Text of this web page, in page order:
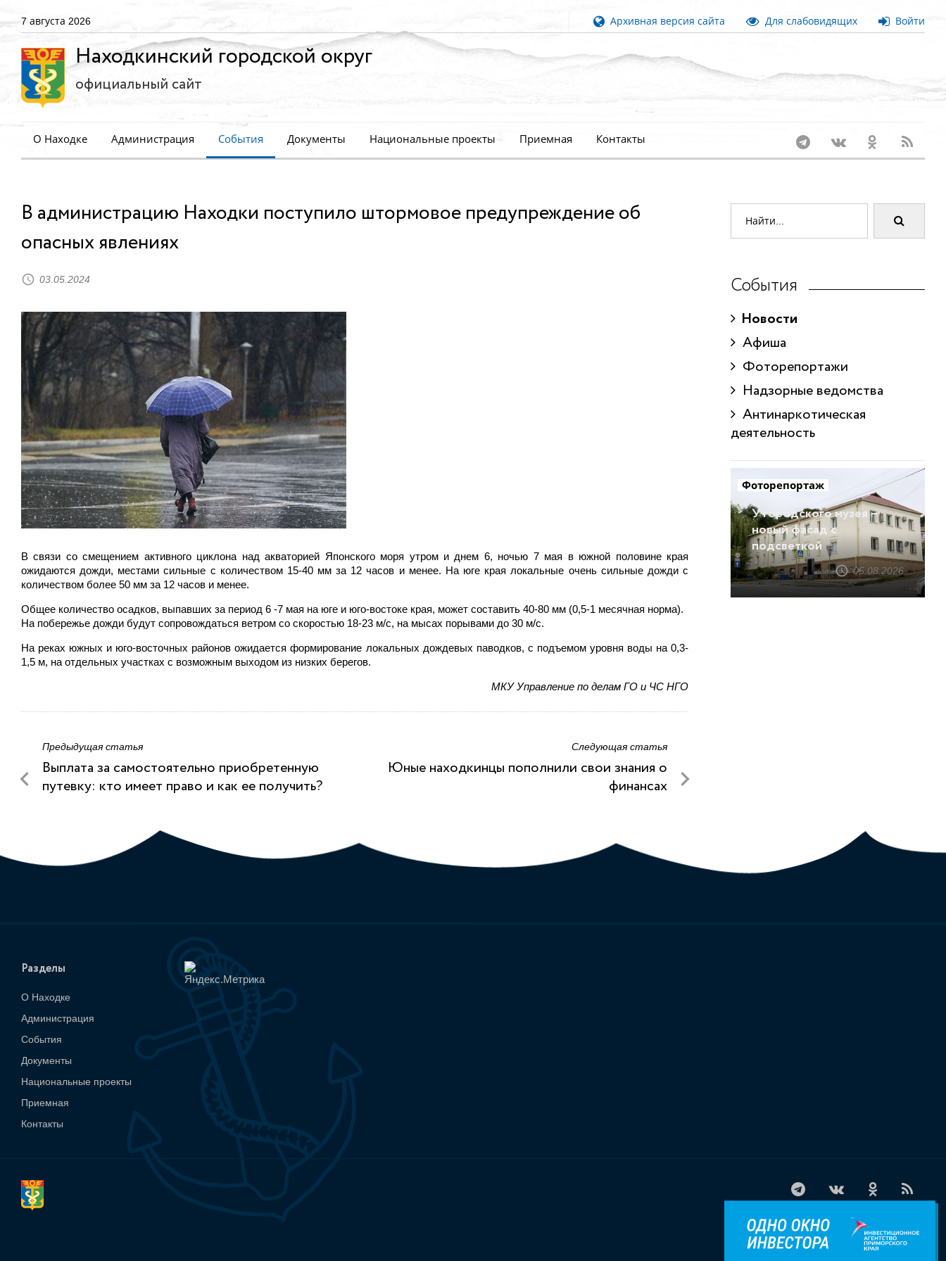
7 августа 2026 Архивная версия сайта Для слабовидящих Войти
Находкинский городской округ
официальный сайт
О Находке Администрация События Документы Национальные проекты Приемная Контакты
В администрацию Находки поступило штормовое предупреждение об
опасных явлениях
03.05.2024
В связи со смещением активного циклона над акваторией Японского моря утром и днем 6, ночью 7 мая в южной половине края
ожидаются дожди, местами сильные с количеством 15-40 мм за 12 часов и менее. На юге края локальные очень сильные дожди с
количеством более 50 мм за 12 часов и менее.
Общее количество осадков, выпавших за период 6 -7 мая на юге и юго-востоке края, может составить 40-80 мм (0,5-1 месячная норма).
На побережье дожди будут сопровождаться ветром со скоростью 18-23 м/с, на мысах порывами до 30 м/с.
На реках южных и юго-восточных районов ожидается формирование локальных дождевых паводков, с подъемом уровня воды на 0,3-
1,5 м, на отдельных участках с возможным выходом из низких берегов.
МКУ Управление по делам ГО и ЧС НГО
Предыдущая статья
Выплата за самостоятельно приобретенную
путевку: кто имеет право и как ее получить?
Следующая статья
Юные находкинцы пополнили свои знания о
финансах
События
Новости
Афиша
Фоторепортажи
Надзорные ведомства
Антинаркотическая
деятельность
Фоторепортаж
У городского музея –
новый фасад с
подсветкой
05.08.2026
Разделы
О Находке
Администрация
События
Документы
Национальные проекты
Приемная
Контакты